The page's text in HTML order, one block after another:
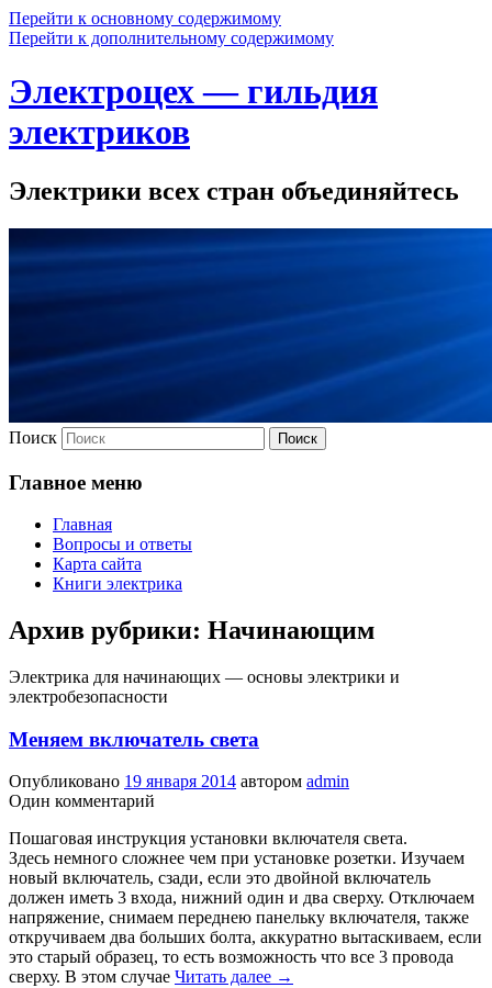
Перейти к основному содержимому
Перейти к дополнительному содержимому
Электроцех — гильдия
электриков
Электрики всех стран объединяйтесь
Поиск
Главное меню
Главная
Вопросы и ответы
Карта сайта
Книги электрика
Архив рубрики: Начинающим
Электрика для начинающих — основы электрики и
электробезопасности
Меняем включатель света
Опубликовано 19 января 2014 автором admin
Один комментарий
Пошаговая инструкция установки включателя света.
Здесь немного сложнее чем при установке розетки. Изучаем
новый включатель, сзади, если это двойной включатель
должен иметь 3 входа, нижний один и два сверху. Отключаем
напряжение, снимаем переднею панельку включателя, также
откручиваем два больших болта, аккуратно вытаскиваем, если
это старый образец, то есть возможность что все 3 провода
сверху. В этом случае Читать далее →